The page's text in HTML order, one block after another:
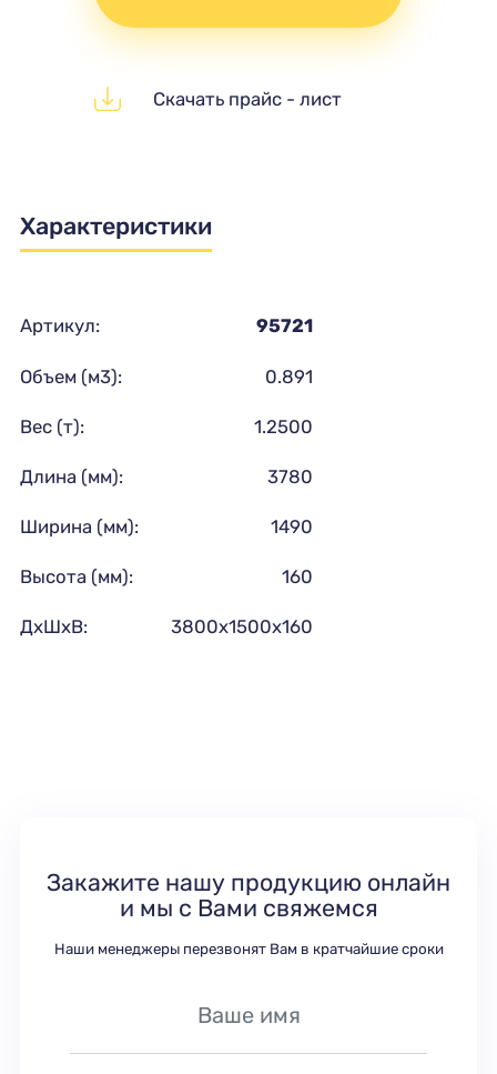
Скачать прайс - лист
Характеристики
Артикул: 95721
Объем (м3): 0.891
Вес (т): 1.2500
Длина (мм): 3780
Ширина (мм): 1490
Высота (мм): 160
ДхШхВ: 3800х1500х160
Закажите нашу продукцию онлайн
и мы с Вами свяжемся
Наши менеджеры перезвонят Вам в кратчайшие сроки